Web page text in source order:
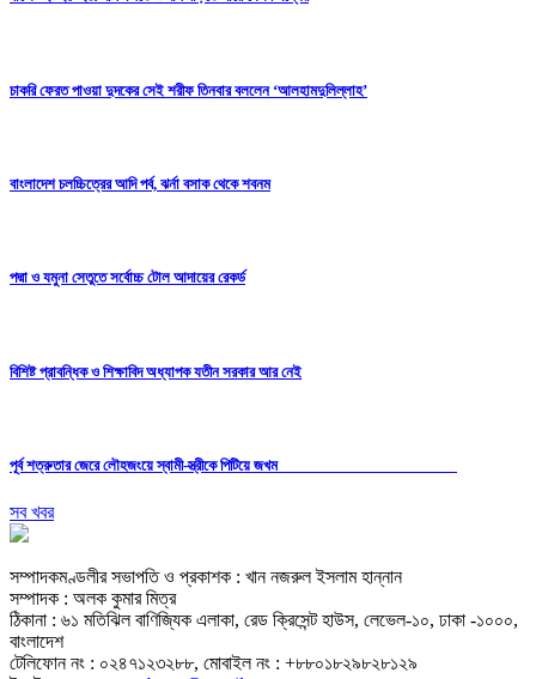
চাকরি ফেরত পাওয়া দুদকের সেই শরীফ তিনবার বললেন ‘আলহামদুলিল্লাহ’
বাংলাদেশ চলচ্চিত্রের আদি পর্ব, ঝর্না বসাক থেকে শবনম
পদ্মা ও যমুনা সেতুতে সর্বোচ্চ টোল আদায়ের রেকর্ড
বিশিষ্ট প্রাবন্ধিক ও শিক্ষাবিদ অধ্যাপক যতীন সরকার আর নেই
পূর্ব শত্রুতার জেরে লৌহজংয়ে স্বামী-স্ত্রীকে পিটিয়ে জখম
সব খবর
সম্পাদকমণ্ডলীর সভাপতি ও প্রকাশক : খান নজরুল ইসলাম হান্নান
সম্পাদক : অলক কুমার মিত্র
ঠিকানা : ৬১ মতিঝিল বাণিজ্যিক এলাকা, রেড ক্রিসেন্ট হাউস, লেভেল-১০, ঢাকা -১০০০,
বাংলাদেশ
টেলিফোন নং : ০২৪৭১২৩২৮৮, মোবাইল নং : +৮৮০১৮২৯৮২৮১২৯